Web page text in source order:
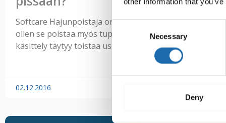
Selection
Necessary
Deny
Softcare Hajunpoistaja on hajun hajottava tuote, se ei
ollen se poistaa myös tupakan hajun. Joskus kovin
käsittely täytyy toistaa useaan
02.12.2016